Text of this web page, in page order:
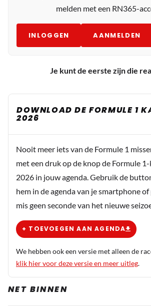
melden met een RN365-
INLOGGEN AANMELDEN
Je kunt de eerste zijn die
DOWNLOAD DE FORMULE 1
2026
Nooit meer iets van de Formule 1
met een druk op de knop de Formule
2026 in jouw agenda. Gebruik de
hem in de agenda van je smartphone
mis geen seconde van het nieuwe
+ TOEVOEGEN AAN AGENDA
We hebben ook een versie met alleen de
klik hier voor deze versie en meer uitleg.
NET BINNEN